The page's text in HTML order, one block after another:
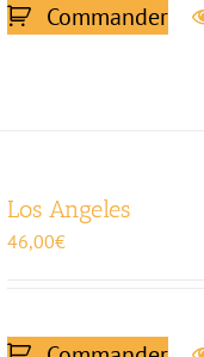
Commander
Los Angeles
46,00€